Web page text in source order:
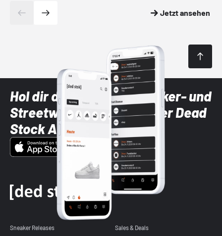
Jetzt ansehen
Hol dir die neuesten Sneaker- und
Streetwear-Brands mit der Dead
Stock App
Sneaker Releases Sales & Deals